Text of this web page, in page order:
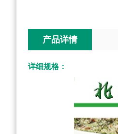
产品详情
详细规格：